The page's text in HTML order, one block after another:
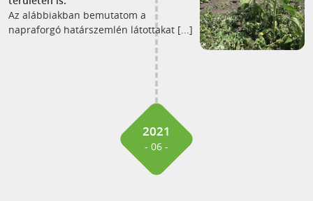
Az alábbiakban bemutatom a
napraforgó határszemlén látottakat [...]
2021
- 06 -